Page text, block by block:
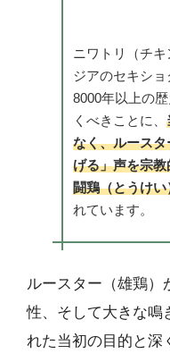
ニワトリ（チ
ジアのセキシ
8000年以上の
くべきことに、
なく、ルース
げる」声を宗
闘鶏（とうけ
れています。
ルースター（雄鶏）
性、そして大きな鳴
れた当初の目的と深